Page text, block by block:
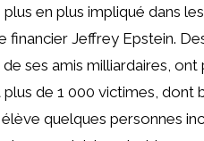
en plus impliqué dans
financier Jeffrey Epstein.
ses amis milliardaires,
de 1 000 victimes, dont
élève quelques personnes